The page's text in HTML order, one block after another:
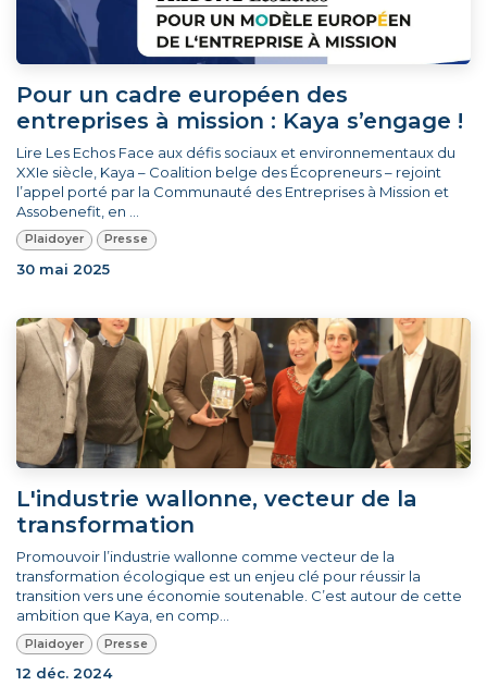
Pour un cadre européen des
entreprises à mission : Kaya s’engage !
Lire Les Echos Face aux défis sociaux et environnementaux du
XXIe siècle, Kaya – Coalition belge des Écopreneurs – rejoint
l’appel porté par la Communauté des Entreprises à Mission et
Assobenefit, en ...
Plaidoyer Presse
30 mai 2025
L'industrie wallonne, vecteur de la
transformation
Promouvoir l’industrie wallonne comme vecteur de la
transformation écologique est un enjeu clé pour réussir la
transition vers une économie soutenable. C’est autour de cette
ambition que Kaya, en comp...
Plaidoyer Presse
12 déc. 2024